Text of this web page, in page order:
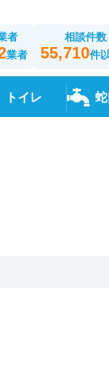
者
業者
相談件数
55,710件
トイレ 蛇